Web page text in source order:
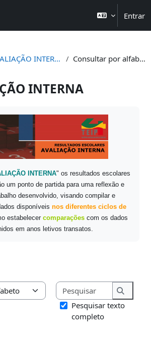
Entrar
AVALIAÇÃO INTERNA Consultar por alfabeto
INTERNA
INTERNA" os resultados escolares
um ponto de partida para uma reflexão e
desenvolvido, visando compilar e
disponíveis nos diferentes ciclos de
estabelecercomparaçõescom os dados
em anos letivos transatos.
usando este índice
Pesquisar
Pesquisar texto
completo